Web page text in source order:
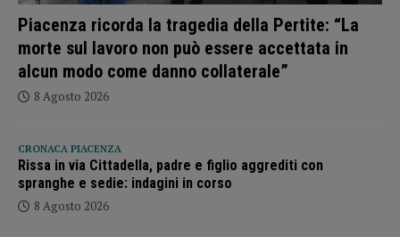
Piacenza ricorda la tragedia della Pertite: “La
morte sul lavoro non può essere accettata in
alcun modo come danno collaterale”
8 Agosto 2026
CRONACA PIACENZA
Rissa in via Cittadella, padre e figlio aggrediti con
spranghe e sedie: indagini in corso
8 Agosto 2026